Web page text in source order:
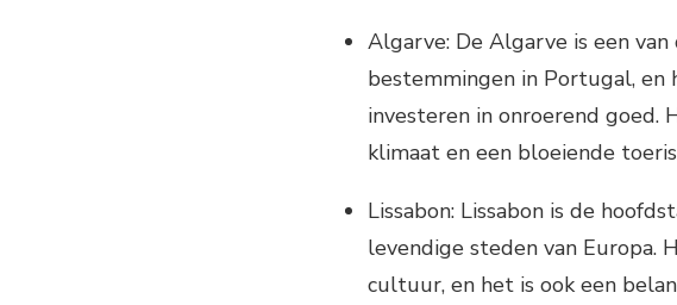
Algarve: De Algarve is een
bestemmingen in Portugal,
investeren in onroerend
klimaat en een bloeiende
Lissabon: Lissabon is de
levendige steden van Europa.
cultuur, en het is ook een